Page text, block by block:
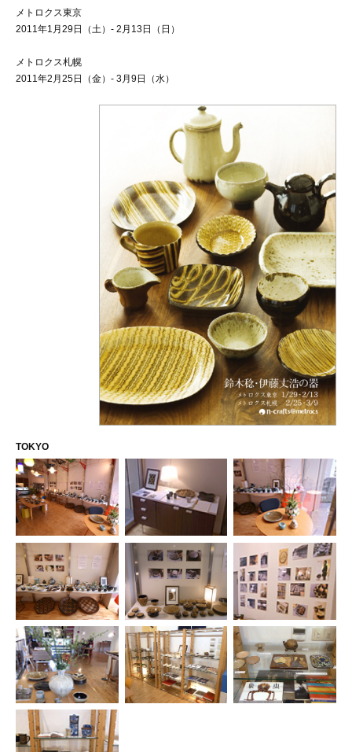
メトロクス東京
2011年1月29日（土）- 2月13日（日）
メトロクス札幌
2011年2月25日（金）- 3月9日（水）
TOKYO